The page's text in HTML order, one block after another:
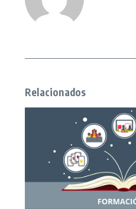
Relacionados